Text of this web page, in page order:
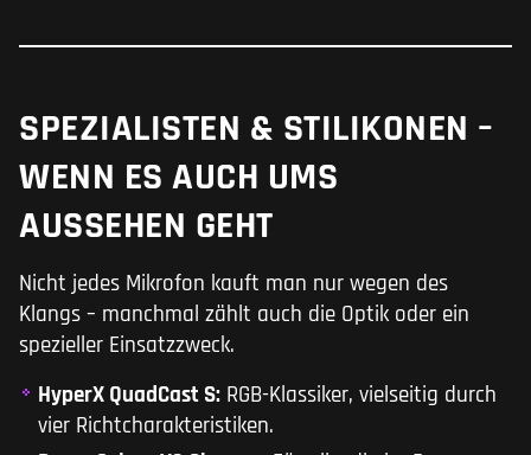
SPEZIALISTEN & STILIKONEN –
WENN ES AUCH UMS
AUSSEHEN GEHT
Nicht jedes Mikrofon kauft man nur wegen des
Klangs – manchmal zählt auch die Optik oder ein
spezieller Einsatzzweck.
HyperX QuadCast S: RGB-Klassiker, vielseitig durch
vier Richtcharakteristiken.